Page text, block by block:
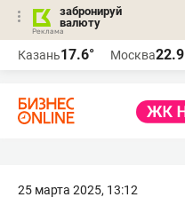
забронируй
валюту
Казань17.6° Москва
25 марта 2025, 13:12